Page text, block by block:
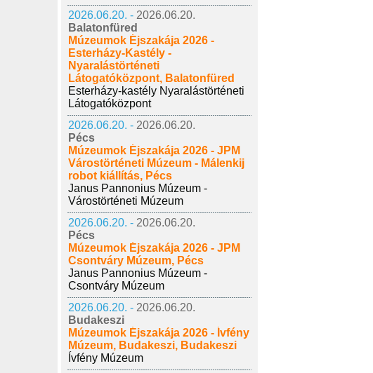
2026.06.20. - 2026.06.20.
Balatonfüred
Múzeumok Éjszakája 2026 -
Esterházy-Kastély -
Nyaralástörténeti
Látogatóközpont, Balatonfüred
Esterházy-kastély Nyaralástörténeti
Látogatóközpont
2026.06.20. - 2026.06.20.
Pécs
Múzeumok Éjszakája 2026 - JPM
Várostörténeti Múzeum - Málenkij
robot kiállítás, Pécs
Janus Pannonius Múzeum -
Várostörténeti Múzeum
2026.06.20. - 2026.06.20.
Pécs
Múzeumok Éjszakája 2026 - JPM
Csontváry Múzeum, Pécs
Janus Pannonius Múzeum -
Csontváry Múzeum
2026.06.20. - 2026.06.20.
Budakeszi
Múzeumok Éjszakája 2026 - Ívfény
Múzeum, Budakeszi, Budakeszi
Ívfény Múzeum